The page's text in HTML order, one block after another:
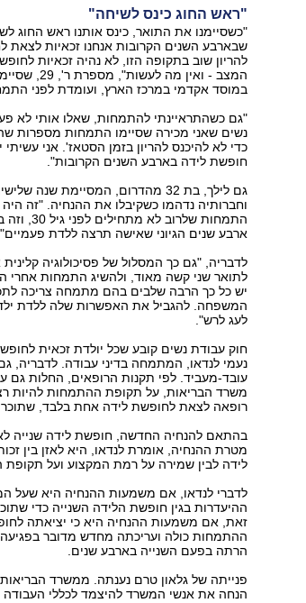
"ראש החוג כינס לשיחה"
"כשסיימנו את התואר, כינס אותנו ראש החוג
שבארבע השנים הקרובות אנחנו זכאיות
להריון שוב בתקופה הזו, לא נהיה זכאיות
המצב -
במוסד אקדמי במרכז הארץ, ועומדת לפני
"גם כשהתראיינתי להתמחות, שאלו אותי לא
נשים שאני מכירה שסיימו התמחות מספרות
כדי לא להיכנס
חופשת לידה בארבע השנים הקרובות‭."‬
גם לילך, בת 32 מהדרום, המסיימת
התמחות
ארבע שנים הגיוני שאישה תרצה ללדת פעמיים‭."‬
לדבריה, "גם כך המסלול של פסיכולוגיה
לתואר שני קשה מאוד, ולהשיג התמחות אחרי
יש כל כך הרבה שלבים בהם מתמחה צריכה
המשפחה. להגביל את האפשרות שלה ללדת
לעג לרש‭."‬
חוק עבודת נשים קובע שכל יולדת זכאית
נעמי לנדאו, המתמחה בדיני עבודה. לדבריה,
עובד-מעביד. לפי תקנות הרופאים, החלות גם
משרד הבריאות, על תקופת ההתמחות להיות
רופאה לצאת לחופשת לידה אחת בלבד,
בהתאם להנחיה החדשה, חופשת לידה שנייה
מטרת ההנחיה, אומרת לנדאו, היא לאזן בין
לידה לבין שמירה על רמת המקצוע ועל
לדברי לנדאו, אם משמעות ההנחיה היא
ההיעדרות בגין חופשת הלידה השנייה כדי
זאת, אם משמעות ההנחיה היא כי יציאתה
ההתמחות כולה ועריכתה מחדש מדובר
הרתה בפעם השנייה בארבע שנים.
פנייתה של גלאון טרם נענתה. ממשרד
הנחה את אנשי המשרד להיצמד לכללי העבודה